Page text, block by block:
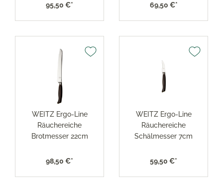
95,50 €* 69,50 €*
WEITZ Ergo-Line
Räuchereiche
Brotmesser 22cm
98,50 €*
WEITZ Ergo-Line
Räuchereiche
Schälmesser 7cm
59,50 €*